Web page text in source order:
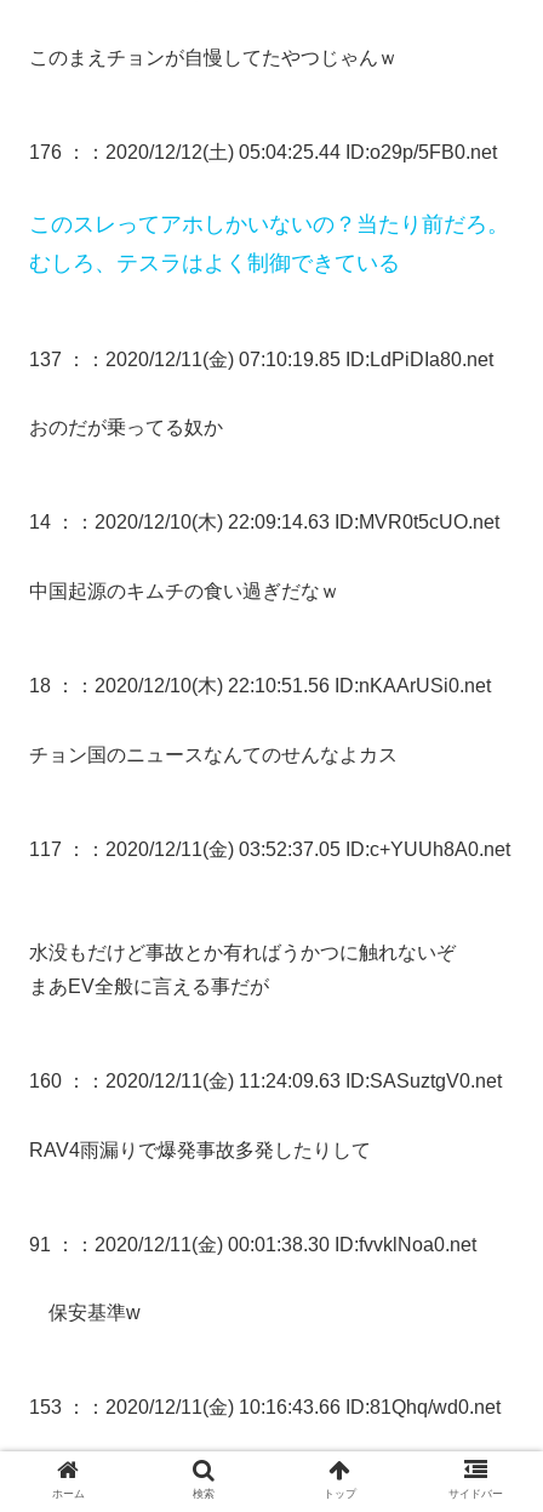
このまえチョンが自慢してたやつじゃんｗ
176 ： ：2020/12/12(土) 05:04:25.44 ID:o29p/5FB0.net
このスレってアホしかいないの？当たり前だろ。
むしろ、テスラはよく制御できている
137 ： ：2020/12/11(金) 07:10:19.85 ID:LdPiDIa80.net
おのだが乗ってる奴か
14 ： ：2020/12/10(木) 22:09:14.63 ID:MVR0t5cUO.net
中国起源のキムチの食い過ぎだなｗ
18 ： ：2020/12/10(木) 22:10:51.56 ID:nKAArUSi0.net
チョン国のニュースなんてのせんなよカス
117 ： ：2020/12/11(金) 03:52:37.05 ID:c+YUUh8A0.net
水没もだけど事故とか有ればうかつに触れないぞ
まあEV全般に言える事だが
160 ： ：2020/12/11(金) 11:24:09.63 ID:SASuztgV0.net
RAV4雨漏りで爆発事故多発したりして
91 ： ：2020/12/11(金) 00:01:38.30 ID:fvvklNoa0.net
保安基準w
153 ： ：2020/12/11(金) 10:16:43.66 ID:81Qhq/wd0.net
未来からタイムスリップしてきた軽バスおるやんw
ホーム 検索 トップ サイドバー